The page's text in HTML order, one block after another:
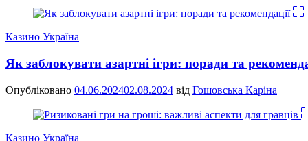
Казино Україна
Як заблокувати азартні ігри: поради та
Опубліковано 04.06.202402.08.2024 від Гошовська Каріна
Казино Україна